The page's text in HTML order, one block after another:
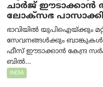
ചാർജ് ഈടാക്കാൻ
ലോക്‌സഭ പാസാക്കി
ഭാവിയിൽ യുപിഐയ്ക്കും
സേവനങ്ങൾക്കും
ഫീസ് ഈടാക്കാൻ കേന്ദ്ര
ബിൽ...
INDIA